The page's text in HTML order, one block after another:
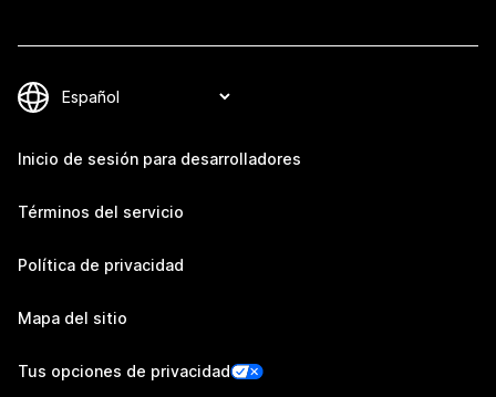
Inicio de sesión para desarrolladores
Términos del servicio
Política de privacidad
Mapa del sitio
Tus opciones de privacidad